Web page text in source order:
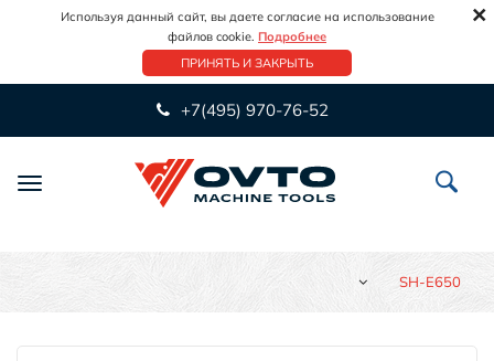
Используя данный сайт, вы даете согласие на использование
файлов cookie. Подробнее
ПРИНЯТЬ И ЗАКРЫТЬ
×
+7(495) 970-76-52
Переключить
SH-E650